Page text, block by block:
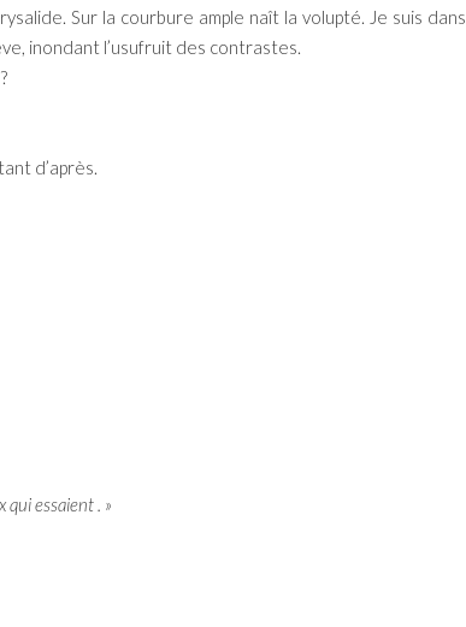
Sur la courbure ample naît la volupté. Je suis dans
inondant l’usufruit des contrastes.
d’après.
qui essaient . »